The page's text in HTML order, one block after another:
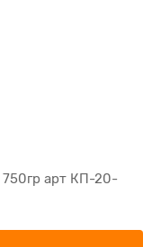
750гр арт КП-20-